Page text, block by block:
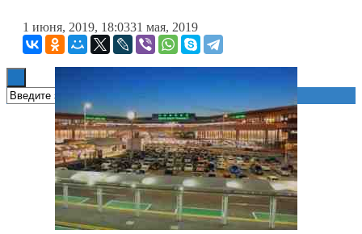
Книги
1 июня, 2019, 18:0331 мая, 2019